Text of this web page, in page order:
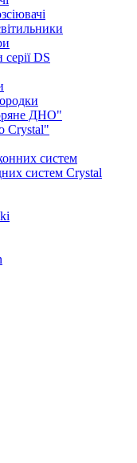
DS
ДНО"
Crystal"
систем
систем Crystal